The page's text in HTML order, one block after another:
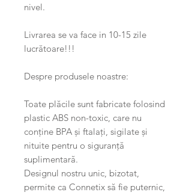
nivel.
Livrarea se va face in 10-15 zile
lucrătoare!!!
Despre produsele noastre:
Toate plăcile sunt fabricate folosind
plastic ABS non-toxic, care nu
conține BPA și ftalați, sigilate și
nituite pentru o siguranță
suplimentară.
Designul nostru unic, bizotat,
permite ca Connetix să fie puternic,